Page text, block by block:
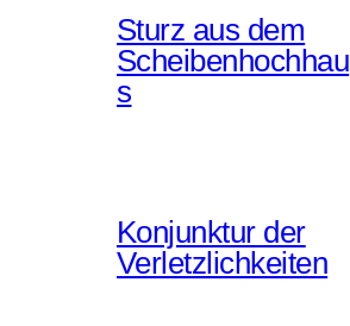
Sturz aus dem
Scheibenhochhau
s
Konjunktur der
Verletzlichkeiten